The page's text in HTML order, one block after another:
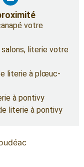
votre
salons, literie votre
literie à plœuc-
à pontivy
literie à pontivy